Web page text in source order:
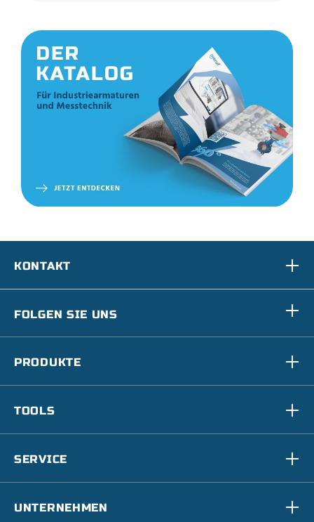
KONTAKT
FOLGEN SIE UNS
PRODUKTE
TOOLS
SERVICE
UNTERNEHMEN